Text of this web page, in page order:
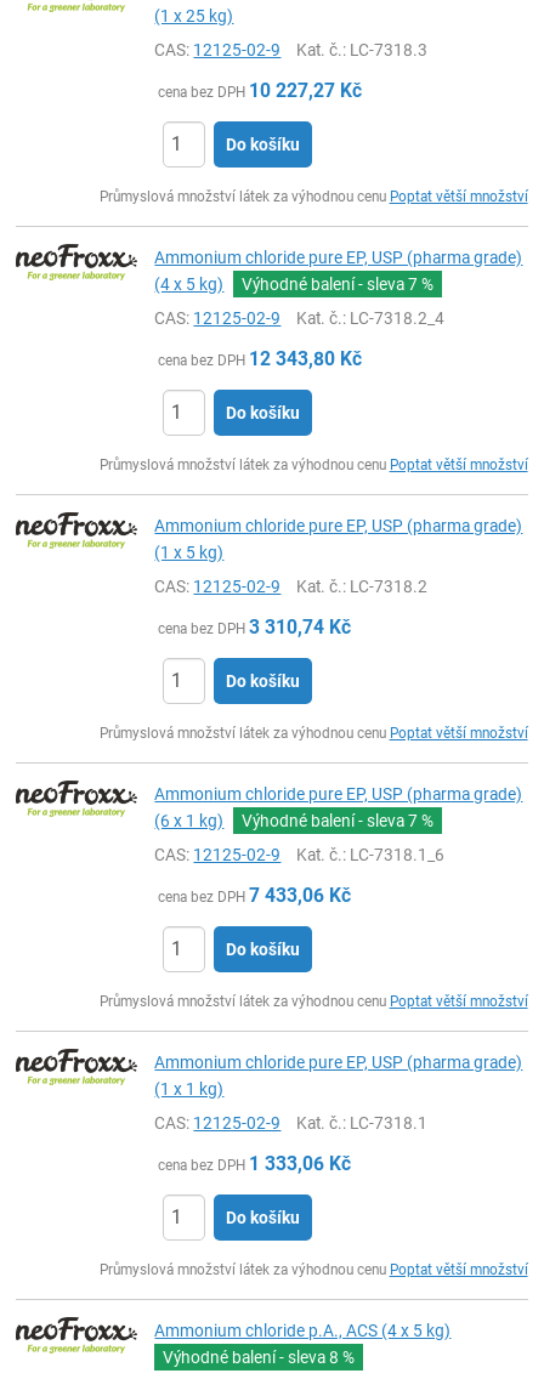
(1 x 25 kg)
CAS: 12125-02-9 Kat. č.: LC-7318.3
cena bez DPH 10 227,27 Kč
Do košíku
Průmyslová množství látek za výhodnou cenu Poptat větší množství
Ammonium chloride pure EP, USP (pharma grade)
(4 x 5 kg)
Výhodné balení - sleva7 %
CAS: 12125-02-9 Kat. č.: LC-7318.2_4
cena bez DPH 12 343,80 Kč
Do košíku
Průmyslová množství látek za výhodnou cenu Poptat větší množství
Ammonium chloride pure EP, USP (pharma grade)
(1 x 5 kg)
CAS: 12125-02-9 Kat. č.: LC-7318.2
cena bez DPH 3 310,74 Kč
Do košíku
Průmyslová množství látek za výhodnou cenu Poptat větší množství
Ammonium chloride pure EP, USP (pharma grade)
(6 x 1 kg)
Výhodné balení - sleva7 %
CAS: 12125-02-9 Kat. č.: LC-7318.1_6
cena bez DPH 7 433,06 Kč
Do košíku
Průmyslová množství látek za výhodnou cenu Poptat větší množství
Ammonium chloride pure EP, USP (pharma grade)
(1 x 1 kg)
CAS: 12125-02-9 Kat. č.: LC-7318.1
cena bez DPH 1 333,06 Kč
Do košíku
Průmyslová množství látek za výhodnou cenu Poptat větší množství
Ammonium chloride p.A., ACS (4 x 5 kg)
Výhodné balení - sleva8 %